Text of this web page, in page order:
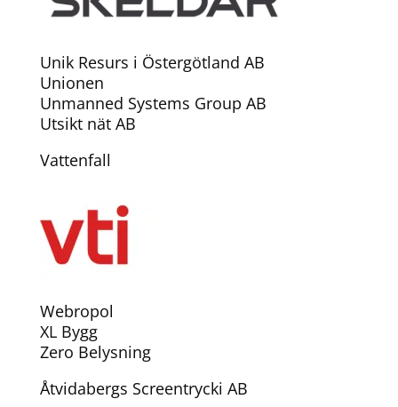
Unik Resurs i Östergötland AB
Unionen
Unmanned Systems Group AB
Utsikt nät AB
Vattenfall
Webropol
XL Bygg
Zero Belysning
Åtvidabergs Screentrycki AB